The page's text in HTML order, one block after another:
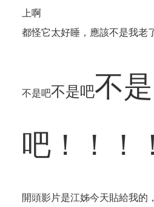
上啊
都怪它太好睡，應該不是我老
不是吧不是吧不是
吧！！！！
開頭影片是江姊今天貼給我的